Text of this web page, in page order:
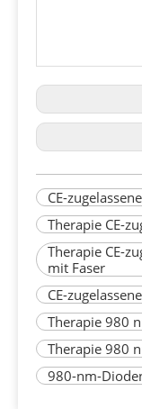
CE-
Therapie CE-
Therapie CE-
mit Faser
CE-
Therapie 980
Therapie 980
980-nm-